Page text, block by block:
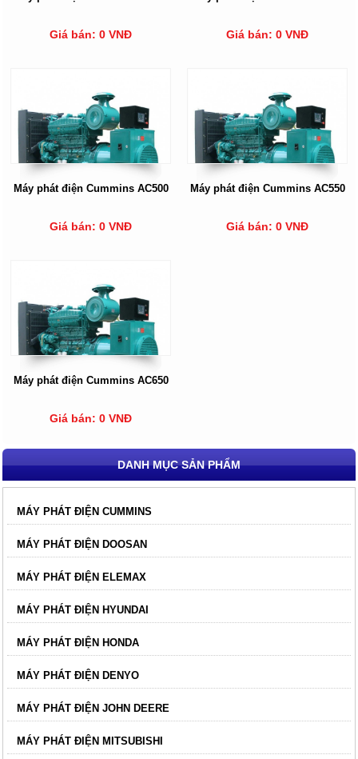
Giá bán: 0 VNĐ Giá bán: 0 VNĐ
Máy phát điện Cummins AC500
Giá bán: 0 VNĐ
Máy phát điện Cummins AC550
Giá bán: 0 VNĐ
Máy phát điện Cummins AC650
Giá bán: 0 VNĐ
DANH MỤC SẢN PHẨM
MÁY PHÁT ĐIỆN CUMMINS
MÁY PHÁT ĐIỆN DOOSAN
MÁY PHÁT ĐIỆN ELEMAX
MÁY PHÁT ĐIỆN HYUNDAI
MÁY PHÁT ĐIỆN HONDA
MÁY PHÁT ĐIỆN DENYO
MÁY PHÁT ĐIỆN JOHN DEERE
MÁY PHÁT ĐIỆN MITSUBISHI